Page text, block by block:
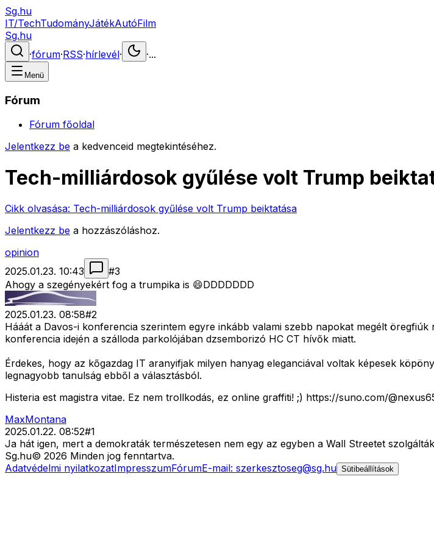
Sg.hu
IT/TechTudományJátékAutóFilm
Sg.hu
·fórum·RSS·hírlevél· ·...
Menü
Fórum
Fórum főoldal
Jelentkezz be a kedvenceid megtekintéséhez.
Tech-milliárdosok gyűlése volt Trump
Cikk olvasása: Tech-milliárdosok gyűlése volt Trump beiktatása
Jelentkezz be a hozzászóláshoz.
opinion
2025.01.23. 10:43
#3
Ahogy a szegényekért fog a trumpika is 😄DDDDDDD
2025.01.23. 08:58#2
Hááát a Davos-i konferencia szerintem egyre inkább valami szebb napokat megélt
konferencia idején a szálloda parkolójában dzsemborizó HC CT hívők miatt.
Érdekes, hogy az kőgazdag IT aranyifjak milyen hanyag eleganciával voltak képesek
legnagyobb tanulság ebből a választásból.
Histeria est magistra vitae. Ez nem trollkodás, ez online graffiti! ;) https://suno.com/
MaxMontana
2025.01.22. 08:52#1
Ja hát igen, mert a demokraták természetesen nem egy az egyben a Wall Streetet
Sg.hu© 2026 Minden jog fenntartva.
Adatvédelmi nyilatkozatImpresszumFórumE-mail: szerkesztoseg@sg.hu Sütibeállítások